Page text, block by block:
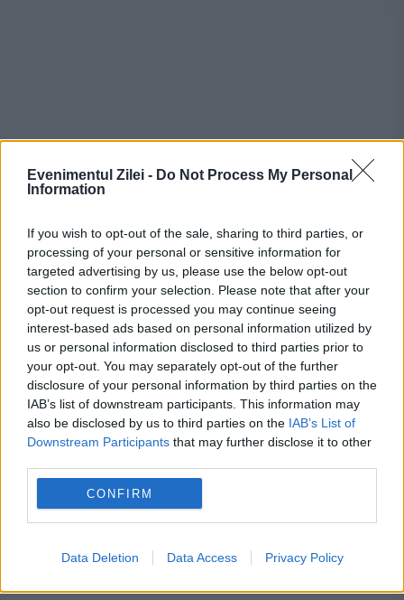
Evenimentul Zilei - Do Not Process My Personal
Information
If you wish to opt-out of the sale, sharing to third parties, or
processing of your personal or sensitive information for
targeted advertising by us, please use the below opt-out
section to confirm your selection. Please note that after your
opt-out request is processed you may continue seeing
interest-based ads based on personal information utilized by
us or personal information disclosed to third parties prior to
your opt-out. You may separately opt-out of the further
disclosure of your personal information by third parties on the
IAB’s list of downstream participants. This information may
also be disclosed by us to third parties on the IAB’s List of
Downstream Participants that may further disclose it to other
CONFIRM
Data Deletion Data Access Privacy Policy
Recomandările noastre
SOCIAL
„Ambulanța neagră” care fură copii. Medicii au